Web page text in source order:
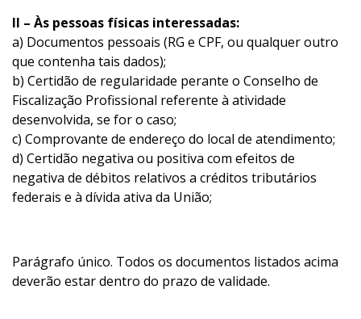
II – Às pessoas físicas interessadas:
a) Documentos pessoais (RG e CPF, ou qualquer outro
que contenha tais dados);
b) Certidão de regularidade perante o Conselho de
Fiscalização Profissional referente à atividade
desenvolvida, se for o caso;
c) Comprovante de endereço do local de atendimento;
d) Certidão negativa ou positiva com efeitos de
negativa de débitos relativos a créditos tributários
federais e à dívida ativa da União;
Parágrafo único. Todos os documentos listados acima
deverão estar dentro do prazo de validade.